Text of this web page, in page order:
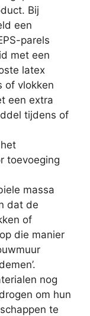
Bij
een
parels
met een
latex
of vlokken
een extra
tijdens of
toevoeging
massa
dat de
of
die manier
nog
om hun
te